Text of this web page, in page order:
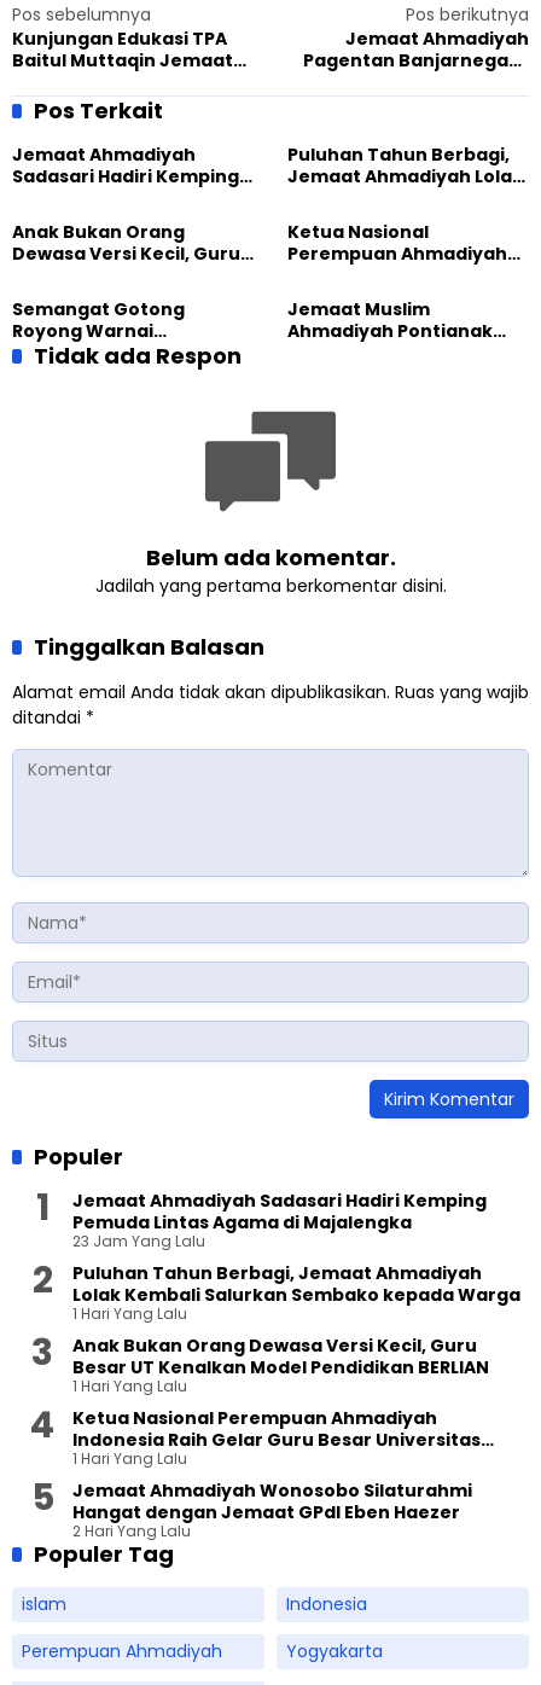
Pos sebelumnya
Kunjungan Edukasi TPA
Baitul Muttaqin Jemaat
Masjid Fadhli Umar
Yogyakarta
Pos berikutnya
Jemaat Ahmadiyah
Pagentan Banjarnegara
Berpartisipasi
Pos Terkait
Jemaat Ahmadiyah
Sadasari Hadiri Kemping
Majalengka
Puluhan Tahun Berbagi,
Jemaat Ahmadiyah Lolak
Sembako kepada Warga
Anak Bukan Orang
Dewasa Versi Kecil, Guru
Pendidikan BERLIAN
Ketua Nasional
Perempuan Ahmadiyah
Besar Universitas
Terbuka
Semangat Gotong
Royong Warnai
Pembangunan Kembali
Jemaat Muslim
Ahmadiyah Pontianak
Tidak ada Respon
Belum ada komentar.
Jadilah yang pertama berkomentar disini.
Tinggalkan Balasan
Alamat email Anda tidak akan dipublikasikan. Ruas yang wajib
ditandai *
Populer
Jemaat Ahmadiyah Sadasari Hadiri Kemping
Pemuda Lintas Agama di Majalengka
23 Jam Yang Lalu
Puluhan Tahun Berbagi, Jemaat Ahmadiyah
Lolak Kembali Salurkan Sembako kepada Warga
1 Hari Yang Lalu
Anak Bukan Orang Dewasa Versi Kecil, Guru
Besar UT Kenalkan Model Pendidikan BERLIAN
1 Hari Yang Lalu
Ketua Nasional Perempuan Ahmadiyah
Indonesia Raih Gelar Guru Besar Universitas
Terbuka
1 Hari Yang Lalu
Jemaat Ahmadiyah Wonosobo Silaturahmi
Hangat dengan Jemaat GPdI Eben Haezer
2 Hari Yang Lalu
Populer Tag
islam
Indonesia
Perempuan Ahmadiyah
Yogyakarta